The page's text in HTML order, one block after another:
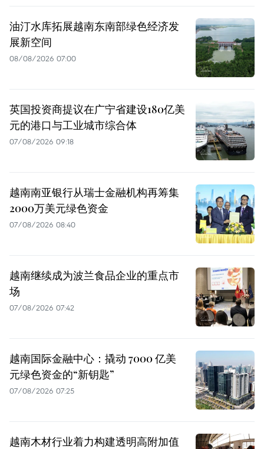
油汀水库拓展越南东南部绿色经济发
展新空间
08/08/2026 07:00
英国投资商提议在广宁省建设180亿美
元的港口与工业城市综合体
07/08/2026 09:18
越南南亚银行从瑞士金融机构再筹集
2000万美元绿色资金
07/08/2026 08:40
越南继续成为波兰食品企业的重点市
场
07/08/2026 07:42
越南国际金融中心：撬动 7000 亿美
元绿色资金的“新钥匙”
07/08/2026 07:25
越南木材行业着力构建透明高附加值